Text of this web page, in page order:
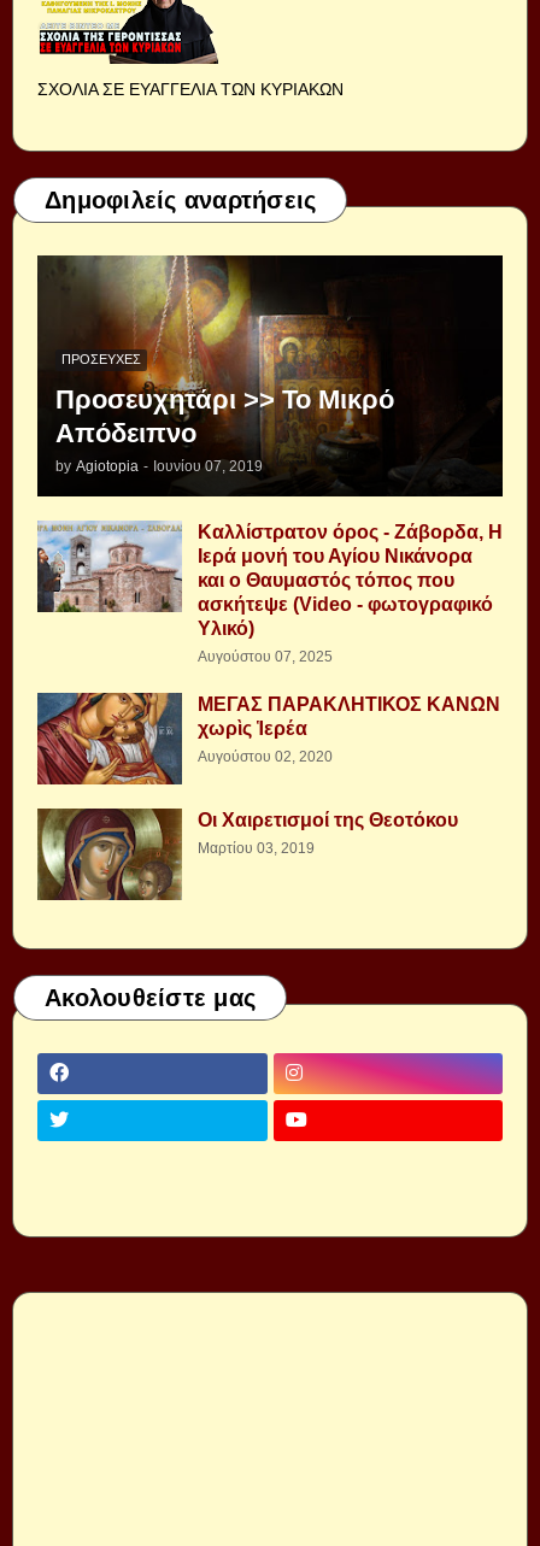
ΣΧΟΛΙΑ ΣΕ ΕΥΑΓΓΕΛΙΑ ΤΩΝ ΚΥΡΙΑΚΩΝ
Δημοφιλείς αναρτήσεις
ΠΡΟΣΕΥΧΈΣ
Προσευχητάρι >> Το Μικρό
Απόδειπνο
by Agiotopia - Ιουνίου 07, 2019
Καλλίστρατον όρος - Ζάβορδα, Η
Ιερά μονή του Αγίου Νικάνορα
και ο Θαυμαστός τόπος που
ασκήτεψε (Video - φωτογραφικό
Υλικό)
Αυγούστου 07, 2025
ΜΕΓΑΣ ΠΑΡΑΚΛΗΤΙΚΟΣ ΚΑΝΩΝ
χωρὶς Ἱερέα
Αυγούστου 02, 2020
Οι Χαιρετισμοί της Θεοτόκου
Μαρτίου 03, 2019
Ακολουθείστε μας